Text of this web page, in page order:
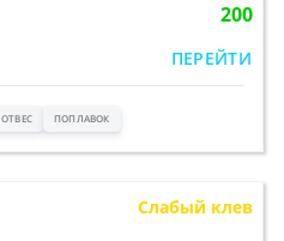
200
ПЕРЕЙТИ
ОТВЕС ПОПЛАВОК
Слабый клев